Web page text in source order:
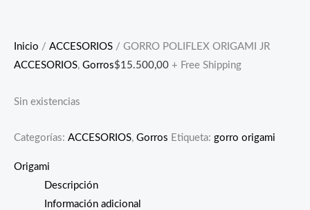
Inicio / ACCESORIOS / GORRO POLIFLEX ORIGAMI JR
ACCESORIOS, Gorros$15.500,00 + Free Shipping
Sin existencias
Categorías: ACCESORIOS, Gorros Etiqueta: gorro origami
Origami
Descripción
Información adicional